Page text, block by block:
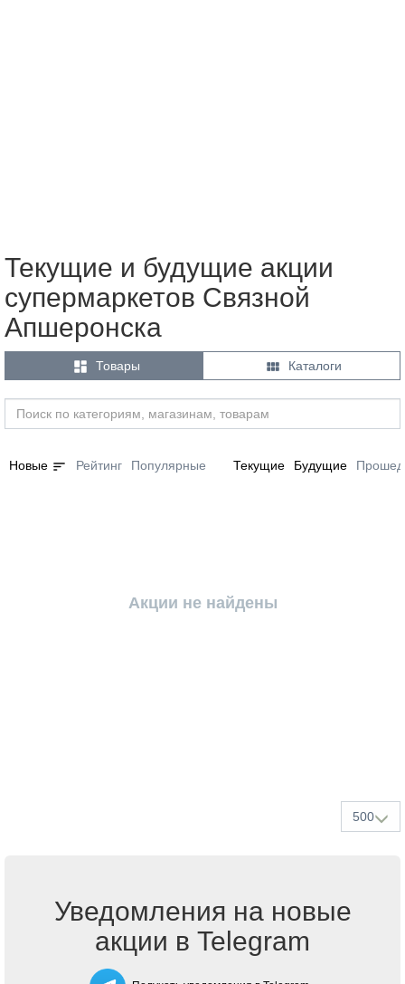
Текущие и будущие акции
супермаркетов Связной
Апшеронска
 Товары  Каталоги
Новые sort Рейтинг Популярные Текущие Будущие
Акции не найдены
500
Уведомления на новые
акции в Telegram